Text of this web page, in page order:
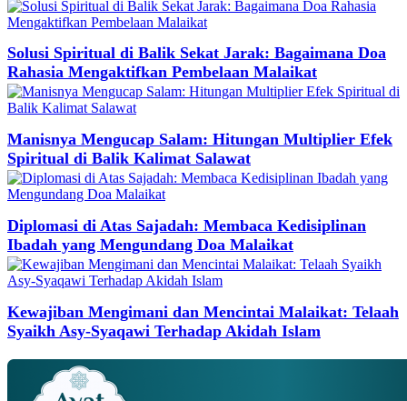
Solusi Spiritual di Balik Sekat Jarak: Bagaimana Doa
Rahasia Mengaktifkan Pembelaan Malaikat
Manisnya Mengucap Salam: Hitungan Multiplier Efek
Spiritual di Balik Kalimat Salawat
Diplomasi di Atas Sajadah: Membaca Kedisiplinan
Ibadah yang Mengundang Doa Malaikat
Kewajiban Mengimani dan Mencintai Malaikat: Telaah
Syaikh Asy-Syaqawi Terhadap Akidah Islam